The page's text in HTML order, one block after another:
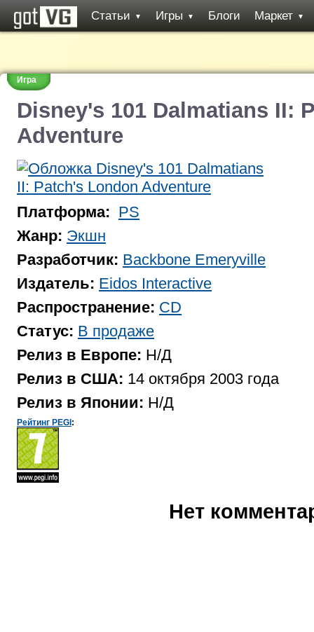
Статьи ▼ Игры ▼ Блоги Маркет ▼
Игра
Disney's 101 Dalmatians II:
Adventure
Платформа: PS
Жанр: Экшн
Разработчик: Backbone Emeryville
Издатель: Eidos Interactive
Распространение: CD
Статус: В продаже
Релиз в Европе: Н/Д
Релиз в США: 14 октября 2003 года
Релиз в Японии: Н/Д
Рейтинг PEGI :
Нет